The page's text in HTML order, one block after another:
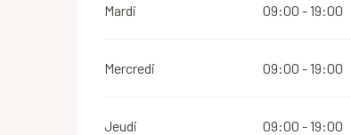
Mardi 09:00 - 19:00
Mercredi 09:00 - 19:00
Jeudi 09:00 - 19:00